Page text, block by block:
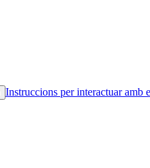
Instruccions per interactuar amb